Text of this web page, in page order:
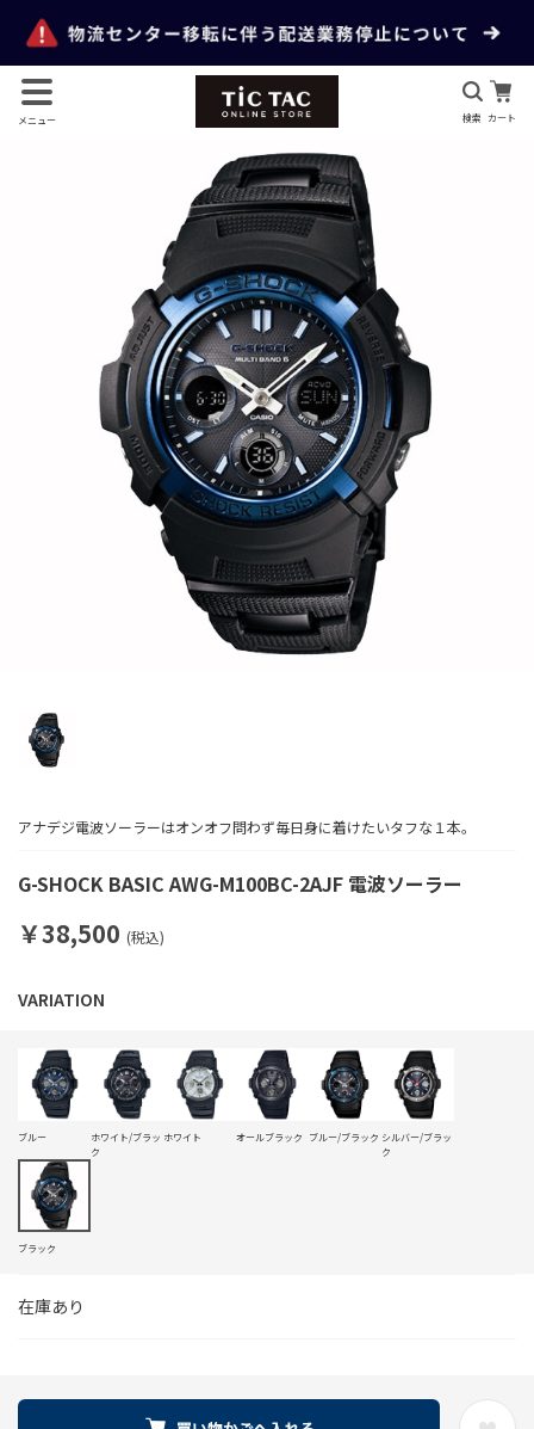
メニュー 検索 カート
G-SHOCK BASIC AWG-M100BC-2AJF 電波ソーラー
アナデジ電波ソーラーはオンオフ問わず毎日身に着けたいタフな１本。
￥38,500 (税込)
在庫あり
ブルー
ホワイト/ブラッ
ク
ホワイト オールブラック ブルー/ブラック シルバー/ブラッ
ク
ブラック